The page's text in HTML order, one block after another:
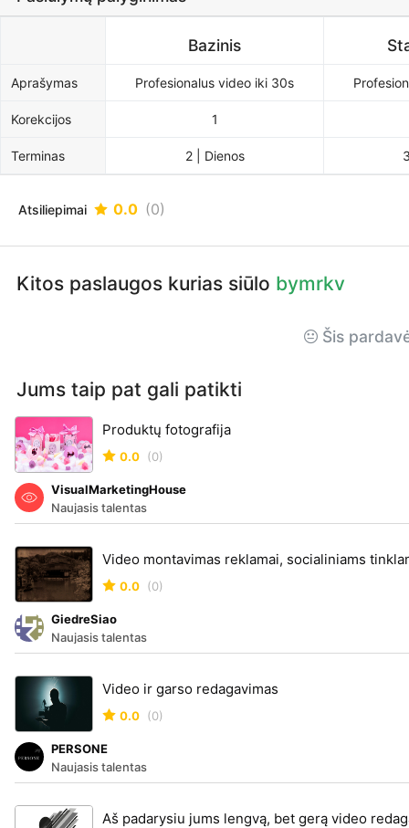
Bazinis
Aprašymas Profesionalus video iki 30s
Korekcijos 1
Terminas 2 | Dienos
Atsiliepimai 0.0 (0)
Kitos paslaugos kurias siūlo bymrkv
Šis
Jums taip pat gali patikti
Produktų fotografija
0.0 (0)
VisualMarketingHouse
Naujasis talentas
Video montavimas reklamai, socialiniams
0.0 (0)
GiedreSiao
Naujasis talentas
Video ir garso redagavimas
0.0 (0)
PERSONE
Naujasis talentas
Aš padarysiu jums lengvą, bet gerą video